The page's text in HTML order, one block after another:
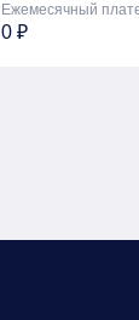
Ежемесячный
0 ₽